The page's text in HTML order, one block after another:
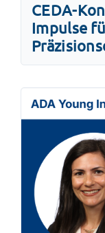
CEDA-
Impulse